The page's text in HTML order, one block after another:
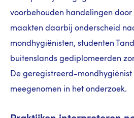
voorbehouden handelingen
maakten daarbij onderscheid
mondhygiënisten, studenten
buitenslands gediplomeerden
De geregistreerd-mondhygiënist
meegenomen in het onderzoek.